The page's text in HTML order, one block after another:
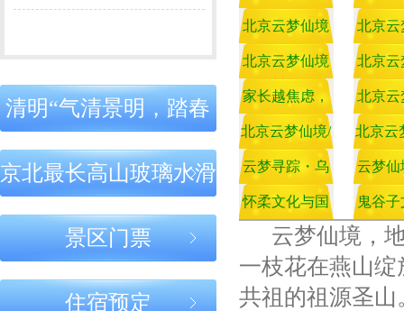
北京云梦仙境
｜鬼谷子成才
之道：以圣道
育人，以智慧
立身
北京云梦仙境
｜云梦仙境圣
迹：圣贤留
踪，文脉永续
北京云梦仙
｜鬼谷文脉
千年传承，
道流芳
北京云梦仙境
｜学鬼谷子，
贵在守正：心
正、言正、行
正
北京云梦仙
｜鬼谷智慧
家风家教：
身之本，传
之道
北京云梦仙境
｜鬼谷智慧与
合一
北京云梦仙境
｜鬼谷智慧：
内修心性，外
成事业
北京云梦仙
｜心怀圣贤
志，行走天
间——学习
谷智慧的现
清明“气清景明，踏春
怀古”活动购票须知
京北最长高山玻璃水滑
景区门票
住宿预定
圣学宫，华夏
智慧一脉正宗
地，
｜鬼谷子处世
之道：守正于
心，处事有度
未来
名家聚
鬼谷
大
北京云梦仙境
｜鬼谷文脉：
千年传承，正
道流芳
北京
｜学
贵在
正、
北京云梦仙境
｜心怀圣贤
志，行走天地
间——学习鬼
谷智慧的现实
意义
北京
｜传
道，
文
家长越焦虑，
孩子越难教！
鬼谷子一句话
点破育儿病根 |
云梦仙境鬼谷
正道育儿
北京
｜鬼
儿：
散 心
专
北京云梦仙境/
鬼谷正道育儿:
孩子怕失败，
是你没顺他“心
气”
北京云
鬼谷
儿：
叨，
云梦寻踪・乌
江问道 ——云
梦仙境鬼谷文
化与乌江寨渊
源考察记
云梦
净
怀柔文化与国
家“一带一
路”发展战略
鬼谷
文汇
谷子
趣
云梦仙境，地
一枝花在燕山
共祖的祖源圣